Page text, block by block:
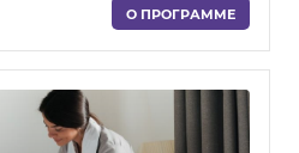
О ПРОГРАММЕ